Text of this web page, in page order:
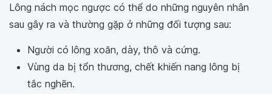
Lông nách mọc ngược có thể do những nguyên nhân
sau gây ra và thường gặp ở những đối tượng sau:
Người có lông xoăn, dày, thô và cứng.
Vùng da bị tổn thương, chết khiến nang lông bị
tắc nghẽn.